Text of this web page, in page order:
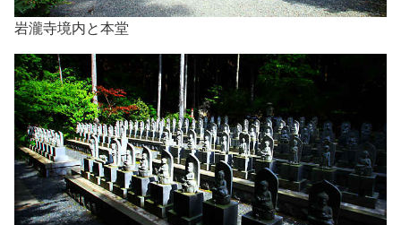
岩瀧寺境内と本堂